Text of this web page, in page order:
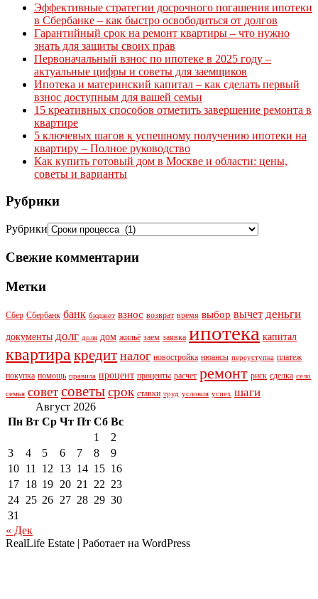
Эффективные стратегии досрочного погашения ипотеки
в Сбербанке – как быстро освободиться от долгов
Гарантийный срок на ремонт квартиры – что нужно
знать для защиты своих прав
Первоначальный взнос по ипотеке в 2025 году –
актуальные цифры и советы для заемщиков
Ипотека и материнский капитал – как сделать первый
взнос доступным для вашей семьи
15 креативных способов отметить завершение ремонта в
квартире
5 ключевых шагов к успешному получению ипотеки на
квартиру – Полное руководство
Как купить готовый дом в Москве и области: цены,
советы и варианты
Рубрики
Рубрики
Свежие комментарии
Метки
Сбер Сбербанк банк бюджет взнос возврат время выбор вычет деньги
документы долг доля дом жильё заем заявка ипотека капитал
квартиракредит налог новостройка нюансы переуступка платеж
покупка помощь правила процент проценты расчет ремонт риск сделка село
семья советсоветысрок ставки труд условия успех шаги
Август 2026
Пн Вт Ср Чт Пт Сб Вс
1
2
3
4 5 6 7 8
9
10 11 12 13 14 15 16
17 18 19 20 21 22 23
24 25 26 27 28 29 30
31
« Дек
RealLife Estate | Работает на WordPress